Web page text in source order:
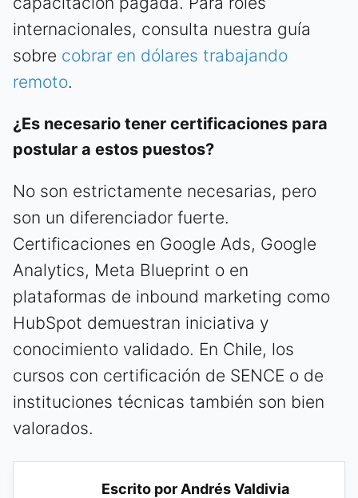
internacionales, consulta nuestra guía
sobre cobrar en dólares trabajando
remoto.
¿Es necesario tener certificaciones para
postular a estos puestos?
No son estrictamente necesarias, pero
son un diferenciador fuerte.
Certificaciones en Google Ads, Google
Analytics, Meta Blueprint o en
plataformas de inbound marketing como
HubSpot demuestran iniciativa y
conocimiento validado. En Chile, los
cursos con certificación de SENCE o de
instituciones técnicas también son bien
valorados.
Escrito por Andrés Valdivia